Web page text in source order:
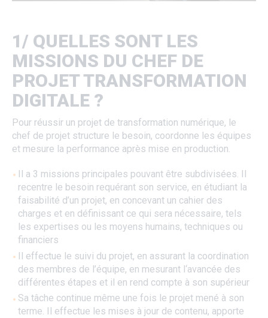
1/ QUELLES SONT LES
MISSIONS DU CHEF DE
PROJET TRANSFORMATION
DIGITALE ?
Pour réussir un projet de transformation numérique, le
chef de projet structure le besoin, coordonne les équipes
et mesure la performance après mise en production.
Il a 3 missions principales pouvant être subdivisées. Il
recentre le besoin requérant son service, en étudiant la
faisabilité d’un projet, en concevant un cahier des
charges et en définissant ce qui sera nécessaire, tels
les expertises ou les moyens humains, techniques ou
financiers
Il effectue le suivi du projet, en assurant la coordination
des membres de l’équipe, en mesurant l‘avancée des
différentes étapes et il en rend compte à son supérieur
Sa tâche continue même une fois le projet mené à son
terme. Il effectue les mises à jour de contenu, apporte